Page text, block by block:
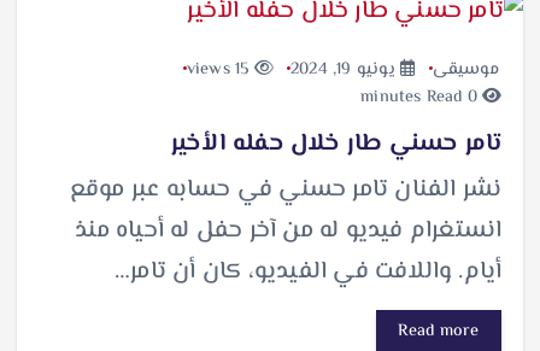
موسيقى يونيو 19, 2024
0 minutes Read
تامر حسني طار خلال حفله الأخير
نشر الفنان تامر حسني في حسابه عبر موقع
انستغرام فيديو له من آخر حفل له أحياه منذ
أيام. واللافت في الفيديو، كان أن تامر…
Read more